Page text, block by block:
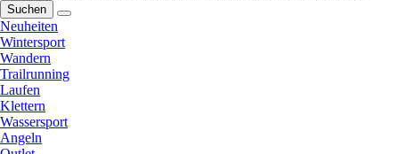
Suchen
Neuheiten
Wintersport
Wandern
Trailrunning
Laufen
Klettern
Wassersport
Angeln